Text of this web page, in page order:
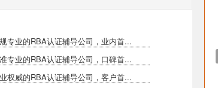
专业的RBA认证辅导公司，业内首...
专业的RBA认证辅导公司，口碑首...
权威的RBA认证辅导公司，客户首...